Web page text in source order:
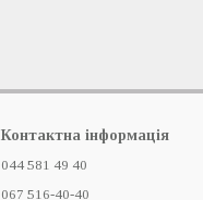
Контактна інформація
044 581 49 40
067 516-40-40